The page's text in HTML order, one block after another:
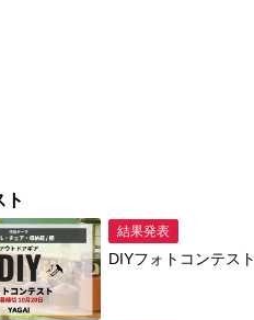
ト
結果発表
DIYフォトコンテスト